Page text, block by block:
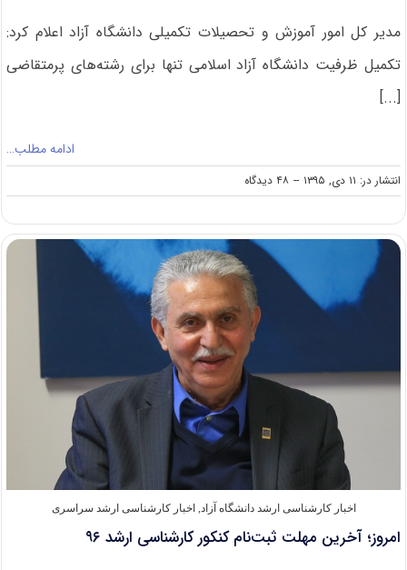
مدیر کل امور آموزش و تحصیلات تکمیلی دانشگاه آزاد اعلام کرد:
تکمیل ظرفیت دانشگاه آزاد اسلامی تنها برای رشته‌های پرمتقاضی
[...]
ادامه مطلب…
انتشار در: ۱۱ دی, ۱۳۹۵ -- ۴۸ دیدگاه
on
آغاز
تکمیل
ظرفیت
بهمن
ماه
ارشد
۹۵
دانشگاه
آزاد
از
اواسط
دی
اخبار کارشناسی ارشد دانشگاه آزاد ,اخبار کارشناسی ارشد سراسری
امروز؛ آخرین مهلت ثبت‌نام کنکور کارشناسی ارشد ۹۶